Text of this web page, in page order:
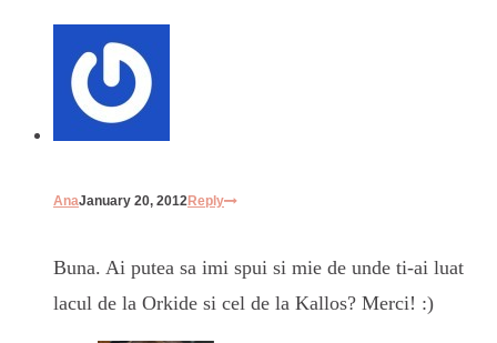
AnaJanuary 20, 2012Reply
Buna. Ai putea sa imi spui si mie de unde ti-ai luat
lacul de la Orkide si cel de la Kallos? Merci! :)